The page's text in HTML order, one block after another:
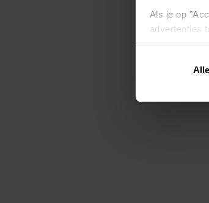
Als je op
advertenties
Via "Cookie
intrekken op